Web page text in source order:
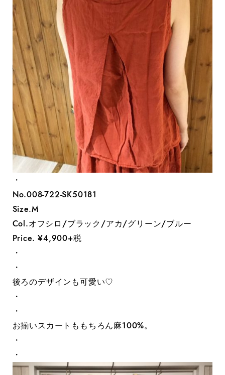
・
No.008-722-SK50181
Size.M
Col.オフシロ/ブラック/アカ/グリーン/ブルー
Price. ¥4,900+税
・
・
後ろのデザインも可愛い♡
・
・
お揃いスカートももちろん麻100%。
・
・